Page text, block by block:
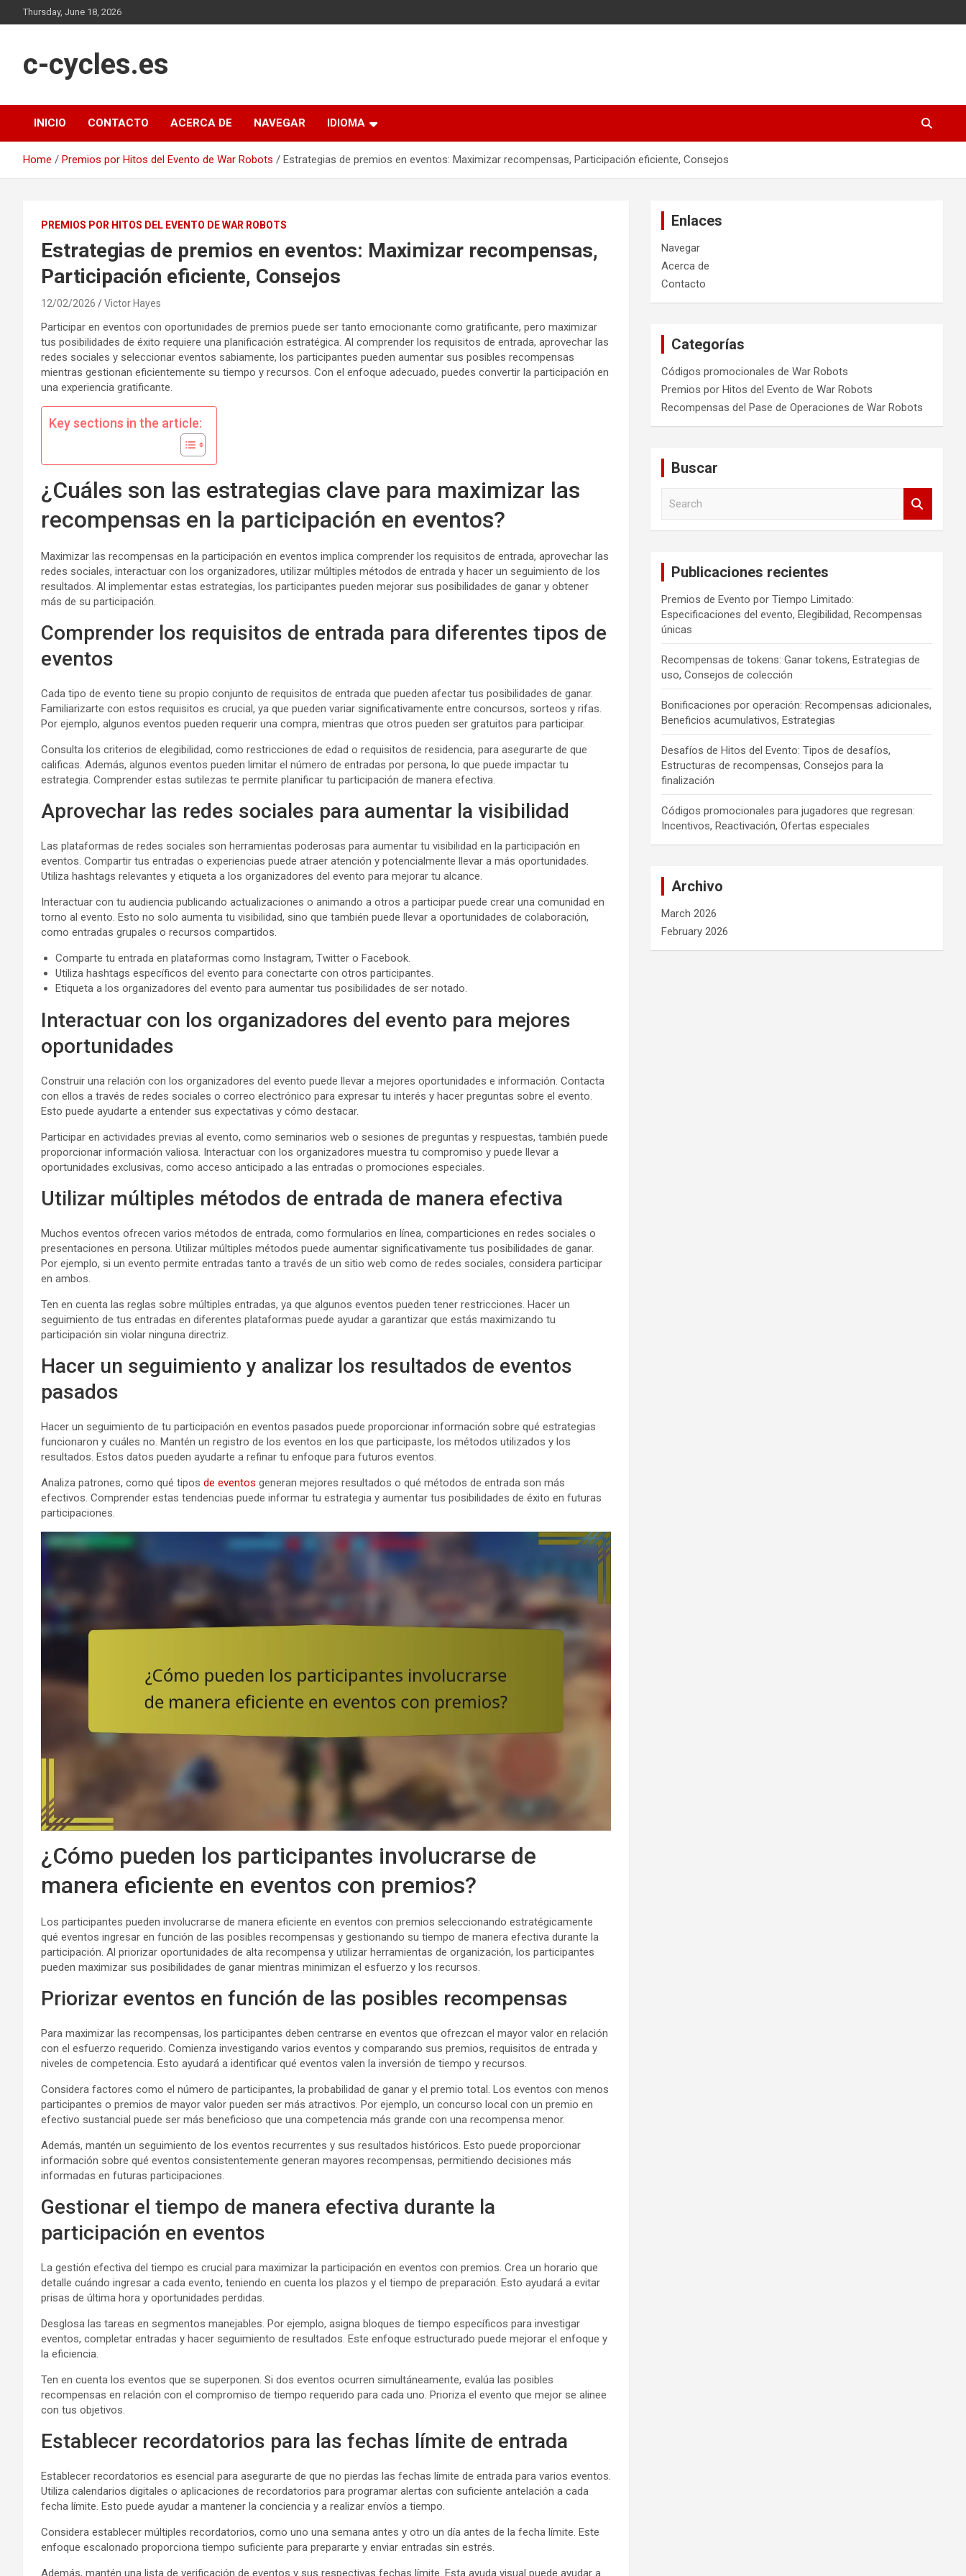
to
Thursday, June 18, 2026
c-cycles.es
INICIO CONTACTO ACERCA DE NAVEGAR IDIOMA
Home Premios por Hitos del Evento de War Robots Estrategias de premios en eventos: Maximizar recompensas, Participación eficiente, Consejos
PREMIOS POR HITOS DEL EVENTO DE WAR ROBOTS
Estrategias de premios en eventos: Maximizar recompensas,
Participación eficiente, Consejos
12/02/2026 Victor Hayes
Participar en eventos con oportunidades de premios puede ser tanto emocionante como gratificante, pero maximizar
tus posibilidades de éxito requiere una planificación estratégica. Al comprender los requisitos de entrada, aprovechar las
redes sociales y seleccionar eventos sabiamente, los participantes pueden aumentar sus posibles recompensas
mientras gestionan eficientemente su tiempo y recursos. Con el enfoque adecuado, puedes convertir la participación en
una experiencia gratificante.
Key sections in the article:
¿Cuáles son las estrategias clave para maximizar las
recompensas en la participación en eventos?
Maximizar las recompensas en la participación en eventos implica comprender los requisitos de entrada, aprovechar las
redes sociales, interactuar con los organizadores, utilizar múltiples métodos de entrada y hacer un seguimiento de los
resultados. Al implementar estas estrategias, los participantes pueden mejorar sus posibilidades de ganar y obtener
más de su participación.
Comprender los requisitos de entrada para diferentes tipos de
eventos
Cada tipo de evento tiene su propio conjunto de requisitos de entrada que pueden afectar tus posibilidades de ganar.
Familiarizarte con estos requisitos es crucial, ya que pueden variar significativamente entre concursos, sorteos y rifas.
Por ejemplo, algunos eventos pueden requerir una compra, mientras que otros pueden ser gratuitos para participar.
Consulta los criterios de elegibilidad, como restricciones de edad o requisitos de residencia, para asegurarte de que
calificas. Además, algunos eventos pueden limitar el número de entradas por persona, lo que puede impactar tu
estrategia. Comprender estas sutilezas te permite planificar tu participación de manera efectiva.
Aprovechar las redes sociales para aumentar la visibilidad
Las plataformas de redes sociales son herramientas poderosas para aumentar tu visibilidad en la participación en
eventos. Compartir tus entradas o experiencias puede atraer atención y potencialmente llevar a más oportunidades.
Utiliza hashtags relevantes y etiqueta a los organizadores del evento para mejorar tu alcance.
Interactuar con tu audiencia publicando actualizaciones o animando a otros a participar puede crear una comunidad en
torno al evento. Esto no solo aumenta tu visibilidad, sino que también puede llevar a oportunidades de colaboración,
como entradas grupales o recursos compartidos.
Comparte tu entrada en plataformas como Instagram, Twitter o Facebook.
Utiliza hashtags específicos del evento para conectarte con otros participantes.
Etiqueta a los organizadores del evento para aumentar tus posibilidades de ser notado.
Interactuar con los organizadores del evento para mejores
oportunidades
Construir una relación con los organizadores del evento puede llevar a mejores oportunidades e información. Contacta
con ellos a través de redes sociales o correo electrónico para expresar tu interés y hacer preguntas sobre el evento.
Esto puede ayudarte a entender sus expectativas y cómo destacar.
Participar en actividades previas al evento, como seminarios web o sesiones de preguntas y respuestas, también puede
proporcionar información valiosa. Interactuar con los organizadores muestra tu compromiso y puede llevar a
oportunidades exclusivas, como acceso anticipado a las entradas o promociones especiales.
Utilizar múltiples métodos de entrada de manera efectiva
Muchos eventos ofrecen varios métodos de entrada, como formularios en línea, comparticiones en redes sociales o
presentaciones en persona. Utilizar múltiples métodos puede aumentar significativamente tus posibilidades de ganar.
Por ejemplo, si un evento permite entradas tanto a través de un sitio web como de redes sociales, considera participar
en ambos.
Ten en cuenta las reglas sobre múltiples entradas, ya que algunos eventos pueden tener restricciones. Hacer un
seguimiento de tus entradas en diferentes plataformas puede ayudar a garantizar que estás maximizando tu
participación sin violar ninguna directriz.
Hacer un seguimiento y analizar los resultados de eventos
pasados
Hacer un seguimiento de tu participación en eventos pasados puede proporcionar información sobre qué estrategias
funcionaron y cuáles no. Mantén un registro de los eventos en los que participaste, los métodos utilizados y los
resultados. Estos datos pueden ayudarte a refinar tu enfoque para futuros eventos.
Analiza patrones, como qué tipos de eventos generan mejores resultados o qué métodos de entrada son más
efectivos. Comprender estas tendencias puede informar tu estrategia y aumentar tus posibilidades de éxito en futuras
participaciones.
¿Cómo pueden los participantes involucrarse de
manera eficiente en eventos con premios?
Los participantes pueden involucrarse de manera eficiente en eventos con premios seleccionando estratégicamente
qué eventos ingresar en función de las posibles recompensas y gestionando su tiempo de manera efectiva durante la
participación. Al priorizar oportunidades de alta recompensa y utilizar herramientas de organización, los participantes
pueden maximizar sus posibilidades de ganar mientras minimizan el esfuerzo y los recursos.
Priorizar eventos en función de las posibles recompensas
Para maximizar las recompensas, los participantes deben centrarse en eventos que ofrezcan el mayor valor en relación
con el esfuerzo requerido. Comienza investigando varios eventos y comparando sus premios, requisitos de entrada y
niveles de competencia. Esto ayudará a identificar qué eventos valen la inversión de tiempo y recursos.
Considera factores como el número de participantes, la probabilidad de ganar y el premio total. Los eventos con menos
participantes o premios de mayor valor pueden ser más atractivos. Por ejemplo, un concurso local con un premio en
efectivo sustancial puede ser más beneficioso que una competencia más grande con una recompensa menor.
Además, mantén un seguimiento de los eventos recurrentes y sus resultados históricos. Esto puede proporcionar
información sobre qué eventos consistentemente generan mayores recompensas, permitiendo decisiones más
informadas en futuras participaciones.
Gestionar el tiempo de manera efectiva durante la
participación en eventos
La gestión efectiva del tiempo es crucial para maximizar la participación en eventos con premios. Crea un horario que
detalle cuándo ingresar a cada evento, teniendo en cuenta los plazos y el tiempo de preparación. Esto ayudará a evitar
prisas de última hora y oportunidades perdidas.
Desglosa las tareas en segmentos manejables. Por ejemplo, asigna bloques de tiempo específicos para investigar
eventos, completar entradas y hacer seguimiento de resultados. Este enfoque estructurado puede mejorar el enfoque y
la eficiencia.
Ten en cuenta los eventos que se superponen. Si dos eventos ocurren simultáneamente, evalúa las posibles
recompensas en relación con el compromiso de tiempo requerido para cada uno. Prioriza el evento que mejor se alinee
con tus objetivos.
Establecer recordatorios para las fechas límite de entrada
Establecer recordatorios es esencial para asegurarte de que no pierdas las fechas límite de entrada para varios eventos.
Utiliza calendarios digitales o aplicaciones de recordatorios para programar alertas con suficiente antelación a cada
fecha límite. Esto puede ayudar a mantener la conciencia y a realizar envíos a tiempo.
Considera establecer múltiples recordatorios, como uno una semana antes y otro un día antes de la fecha límite. Este
enfoque escalonado proporciona tiempo suficiente para prepararte y enviar entradas sin estrés.
Enlaces
Navegar
Acerca de
Contacto
Categorías
Códigos promocionales de War Robots
Premios por Hitos del Evento de War Robots
Recompensas del Pase de Operaciones de War Robots
Buscar
Publicaciones recientes
Premios de Evento por Tiempo Limitado:
Especificaciones del evento, Elegibilidad, Recompensas
únicas
Recompensas de tokens: Ganar tokens, Estrategias de
uso, Consejos de colección
Bonificaciones por operación: Recompensas adicionales,
Beneficios acumulativos, Estrategias
Desafíos de Hitos del Evento: Tipos de desafíos,
Estructuras de recompensas, Consejos para la
finalización
Códigos promocionales para jugadores que regresan:
Incentivos, Reactivación, Ofertas especiales
Archivo
March 2026
February 2026